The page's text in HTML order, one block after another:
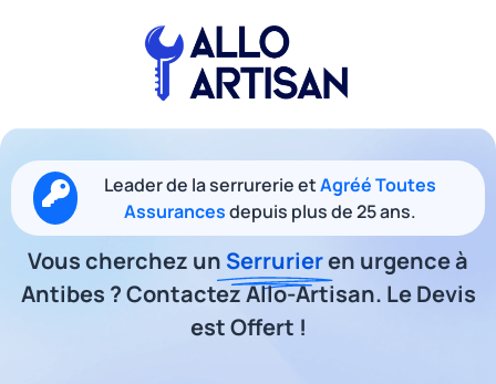
Leader de la serrurerie etAgréé Toutes
Assurancesdepuis plus de 25 ans.
Vous cherchez un Serrurieren urgence à
Antibes ? Contactez Allo-Artisan. Le Devis
est Offert !